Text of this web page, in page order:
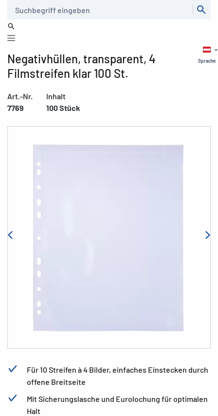
Sprache
Negativhüllen, transparent, 4
Filmstreifen klar 100 St.
Art.-Nr.
7769
Inhalt
100 Stück
Für 10 Streifen à 4 Bilder, einfaches Einstecken durch
offene Breitseite
Mit Sicherungslasche und Eurolochung für optimalen
Halt